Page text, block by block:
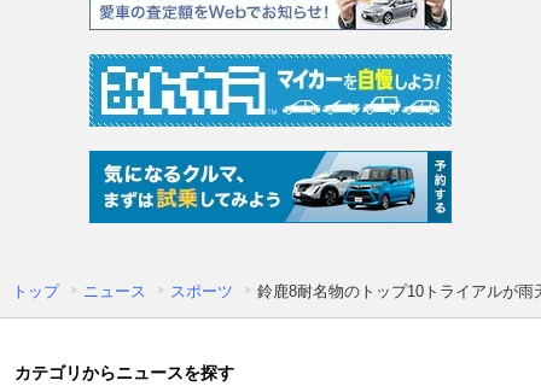
トップ ニュース スポーツ 鈴鹿8耐名物のトップ10トライアルが
カテゴリからニュースを探す